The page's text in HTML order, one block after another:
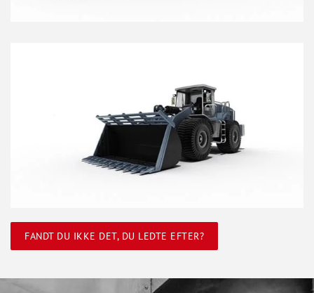
FANDT DU IKKE DET, DU LEDTE EFTER?